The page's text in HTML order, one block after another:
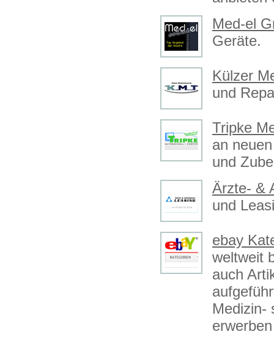
Med-el
Geräte.
Külzer
und
Tripke
an
und
Ärzte- &
und
ebay
weltweit
auch
Medizin-